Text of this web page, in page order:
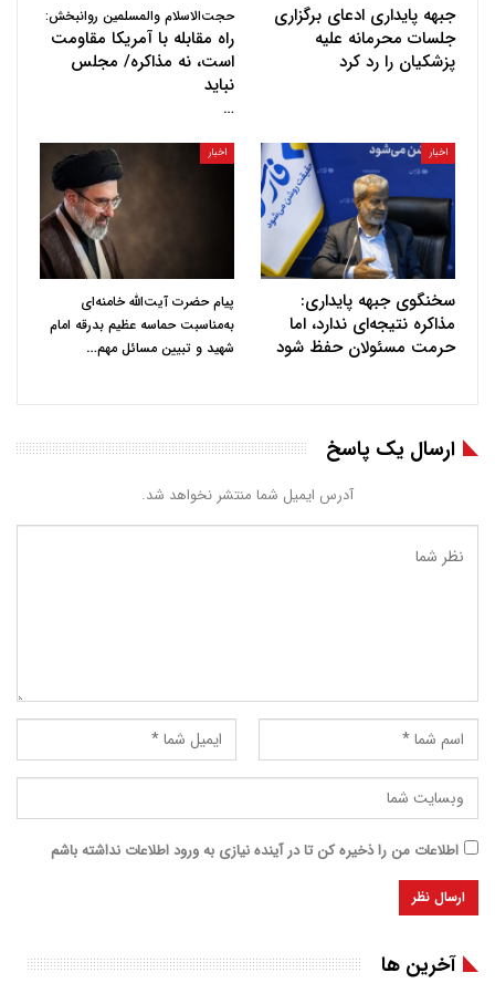
جبهه پایداری ادعای برگزاری
جلسات محرمانه علیه
پزشکیان را رد کرد
حجت‌الاسلام والمسلمین روانبخش:
راه مقابله با آمریکا مقاومت
است، نه مذاکره/ مجلس
نباید
…
اخبار
سخنگوی جبهه پایداری:
مذاکره نتیجه‌ای ندارد، اما
حرمت مسئولان حفظ شود
اخبار
پیام حضرت آیت‌الله خامنه‌ای
به‌مناسبت حماسه عظیم بدرقه امام
شهید و تبیین مسائل مهم…
ارسال یک پاسخ
آدرس ایمیل شما منتشر نخواهد شد.
اطلاعات من را ذخیره کن تا در آینده نیازی به ورود اطلاعات نداشته باشم
آخرین ها